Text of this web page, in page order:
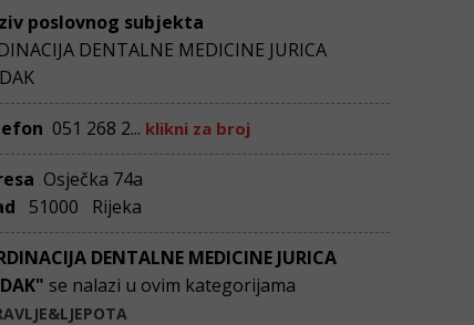
poslovnog subjekta
DENTALNE MEDICINE JURICA
051 268 2... klikni za broj
Osječka 74a
51000 Rijeka
DENTALNE MEDICINE JURICA
se nalazi u ovim kategorijama